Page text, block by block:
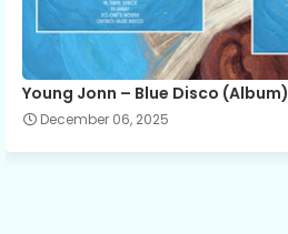
Young Jonn – Blue Disco (Album)
December 06, 2025